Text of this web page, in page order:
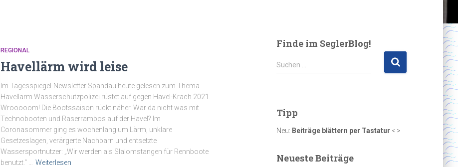
REGIONAL
Havellärm wird leise
Im Tagesspiegel-Newsletter Spandau heute gelesen zum Thema
Havellärm Wasserschutzpolizei rüstet auf gegen Havel-Krach 2021.
Wrooooom! Die Bootssaison rückt näher. War da nicht was mit
Technobooten und Raserrambos auf der Havel? Im
Coronasommer ging es wochenlang um Lärm, unklare
Gesetzeslagen, verärgerte Nachbarn und entsetzte
Wassersportnutzer: „Wir werden als Slalomstangen für Rennboote
benutzt.“ …
Weiterlesen
Finde im SeglerBlog!
S
u
n
n
h
Suchen …
Tipp
Neu: Beiträge blättern per Tastatur < >
Neueste Beiträge